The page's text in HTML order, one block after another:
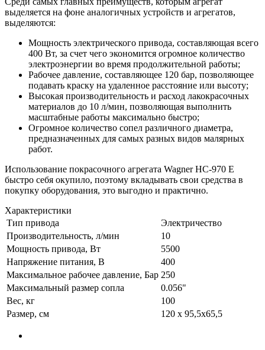
выделяется на фоне аналогичных устройств и агрегатов,
выделяются:
Мощность электрического привода, составляющая всего
400 Вт, за счет чего экономится огромное количество
электроэнергии во время продолжительной работы;
Рабочее давление, составляющее 120 бар, позволяющее
подавать краску на удаленное расстояние или высоту;
Высокая производительность и расход лакокрасочных
материалов до 10 л/мин, позволяющая выполнить
масштабные работы максимально быстро;
Огромное количество сопел различного диаметра,
предназначенных для самых разных видов малярных
работ.
Использование покрасочного агрегата Wagner HC-970 E
быстро себя окупило, поэтому вкладывать свои средства в
покупку оборудования, это выгодно и практично.
Характеристики
Тип привода
Электричество
Производительность, л/мин
10
Мощность привода, Вт
5500
Напряжение питания, В
400
Максимальное рабочее давление, Бар 250
Максимальный размер сопла
0.056"
Вес, кг
100
Размер, см
120 х 95,5х65,5